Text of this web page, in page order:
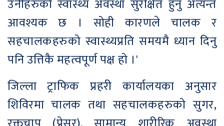
उनीहरुको स्वास्थ्य अवस्था सुरक्षित हुनु अत्यन्त
आवश्यक छ । सोही कारणले चालक र
सहचालकहरुको स्वास्थ्यप्रति समयमै ध्यान दिनु
पनि उत्तिकै महत्वपूर्ण पक्ष हो ।'
जिल्ला ट्राफिक प्रहरी कार्यालयका अनुसार
शिविरमा चालक तथा सहचालकहरुको सुगर,